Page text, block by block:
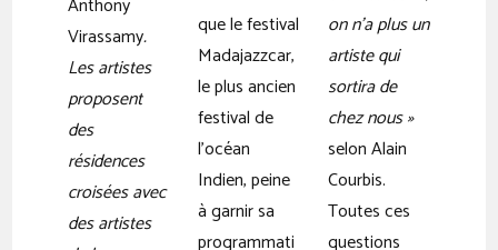
Anthony
Virassamy.
Les artistes
proposent
des
résidences
croisées avec
des artistes
que le festival
Madajazzcar,
le plus ancien
festival de
l’océan
Indien, peine
à garnir sa
programmati
on n’a plus un
artiste qui
sortira de
chez nous »
selon Alain
Courbis.
Toutes ces
questions